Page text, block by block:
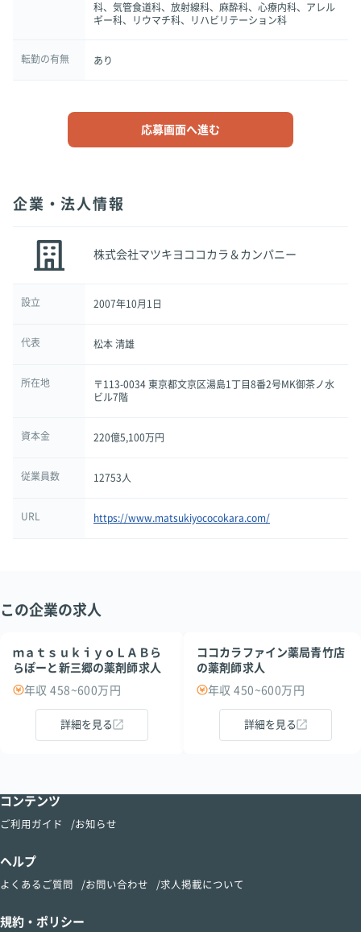
科、気管食道科、放射線科、麻酔科、心療内科、アレル
ギー科、リウマチ科、リハビリテーション科
転勤の有無 あり
応募画面へ進む
企業・法人情報
株式会社マツキヨココカラ＆カンパニー
設立 2007年10月1日
代表 松本 清雄
所在地
〒113-0034 東京都文京区湯島1丁目8番2号MK御茶ノ水
ビル7階
資本金 220億5,100万円
従業員数 12753人
URL https://www.matsukiyococokara.com/
この企業の求人
ｍａｔｓｕｋｉｙｏＬＡＢら
らぽーと新三郷の薬剤師求人
年収 458~600万円
詳細を見る
ココカラファイン薬局青竹店
の薬剤師求人
年収 450~600万円
詳細を見る
コンテンツ
ご利用ガイド お知らせ
ヘルプ
よくあるご質問 お問い合わせ 求人掲載について
規約・ポリシー